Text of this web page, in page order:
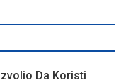
Da Koristi